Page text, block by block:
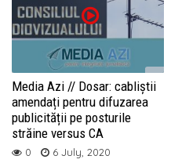
Media Azi // Dosar: cabliștii
amendați pentru difuzarea
publicității pe posturile
străine versus CA
0 6 July, 2020